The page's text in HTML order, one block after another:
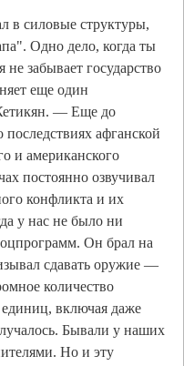
в силовые структуры,
Одно дело, когда ты
забывает государство
еще один
— Еще до
афганской
и американского
постоянно озвучивал
конфликта и их
у нас не было ни
Он брал на
сдавать оружие —
количество
включая даже
Бывали у наших
Но и эту